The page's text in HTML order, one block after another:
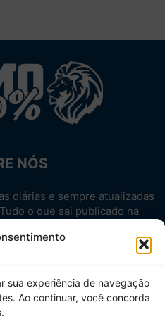
sua experiência de navegação
Ao continuar, você concorda
NÓS
diárias e sempre atualizadas
o que sai publicado na
não-oficial.
NOS